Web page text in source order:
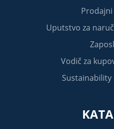
Uputstvo za
Vodič za
Sustainability